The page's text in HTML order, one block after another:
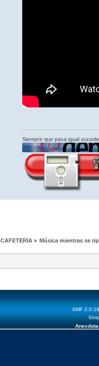
Siempre que pasa igual
CAFETERIA» Música mientras se
SMF 2.0.19
Anecdota